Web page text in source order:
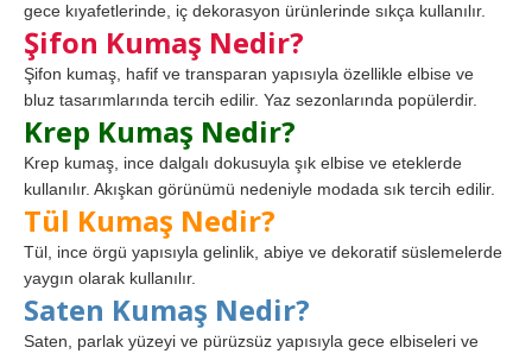
gece kıyafetlerinde, iç dekorasyon ürünlerinde sıkça kullanılır.
Şifon Kumaş Nedir?
Şifon kumaş, hafif ve transparan yapısıyla özellikle elbise ve
bluz tasarımlarında tercih edilir. Yaz sezonlarında popülerdir.
Krep Kumaş Nedir?
Krep kumaş, ince dalgalı dokusuyla şık elbise ve eteklerde
kullanılır. Akışkan görünümü nedeniyle modada sık tercih edilir.
Tül Kumaş Nedir?
Tül, ince örgü yapısıyla gelinlik, abiye ve dekoratif süslemelerde
yaygın olarak kullanılır.
Saten Kumaş Nedir?
Saten, parlak yüzeyi ve pürüzsüz yapısıyla gece elbiseleri ve